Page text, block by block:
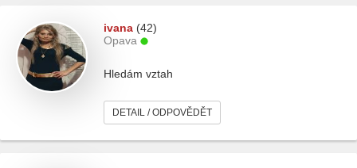
ivana (42)
Opava
Hledám vztah
DETAIL / ODPOVĚDĚT